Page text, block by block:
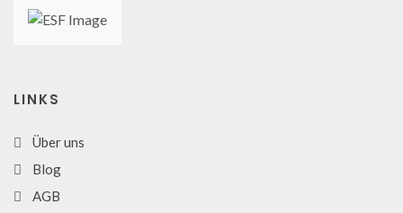
LINKS
Über uns
Blog
AGB